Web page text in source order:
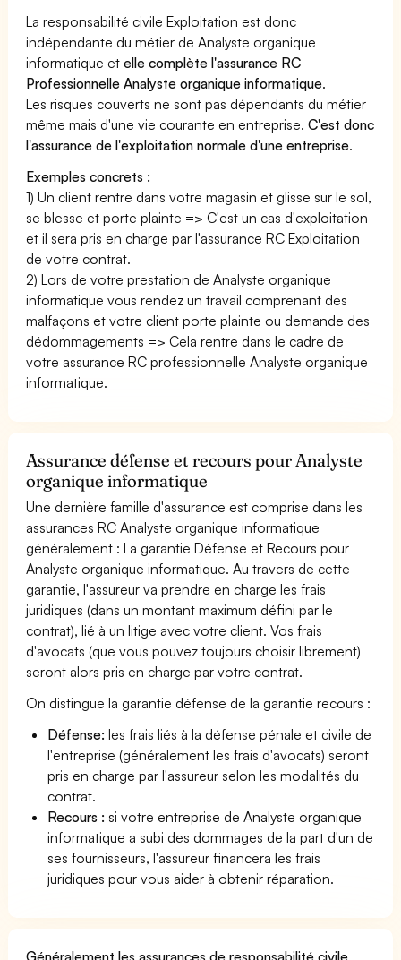
La responsabilité civile Exploitation est donc
indépendante du métier de Analyste organique
informatique etelle complète l'assurance RC
Professionnelle Analyste organique informatique.
Les risques couverts ne sont pas dépendants du métier
même mais d'une vie courante en entreprise.C'est donc
l'assurance de l'exploitation normale d'une entreprise.
Exemples concrets :
1) Un client rentre dans votre magasin et glisse sur le sol,
se blesse et porte plainte => C'est un cas d'exploitation
et il sera pris en charge par l'assurance RC Exploitation
de votre contrat.
2) Lors de votre prestation de Analyste organique
informatique vous rendez un travail comprenant des
malfaçons et votre client porte plainte ou demande des
dédommagements => Cela rentre dans le cadre de
votre assurance RC professionnelle Analyste organique
informatique.
Assurance défense et recours pour Analyste
organique informatique
Une dernière famille d'assurance est comprise dans les
assurances RC Analyste organique informatique
généralement : La garantie Défense et Recours pour
Analyste organique informatique. Au travers de cette
garantie, l'assureur va prendre en charge les frais
juridiques (dans un montant maximum défini par le
contrat), lié à un litige avec votre client. Vos frais
d'avocats (que vous pouvez toujours choisir librement)
seront alors pris en charge par votre contrat.
On distingue la garantie défense de la garantie recours :
Défense: les frais liés à la défense pénale et civile de
l'entreprise (généralement les frais d'avocats) seront
pris en charge par l'assureur selon les modalités du
contrat.
Recours : si votre entreprise de Analyste organique
informatique a subi des dommages de la part d'un de
ses fournisseurs, l'assureur financera les frais
juridiques pour vous aider à obtenir réparation.
Généralement les assurances de responsabilité civile